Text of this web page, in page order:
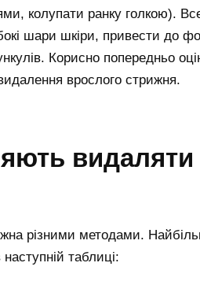
колупати ранку голкою).
шари шкіри, привести до
Корисно попередньо
врослого стрижня.
видаляти
різними методами.
таблиці: